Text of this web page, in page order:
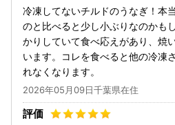
冷凍してないチルドのうなぎ！本
のと比べると少し小ぶりなのかも
かりしていて食べ応えがあり、焼
います。コレを食べると他の冷凍
れなくなります。
2026年05月09日千葉県在住